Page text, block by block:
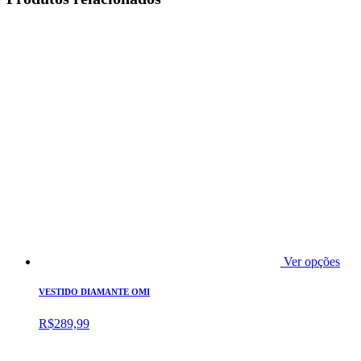
Ver opções
VESTIDO DIAMANTE OMI
R$289,99